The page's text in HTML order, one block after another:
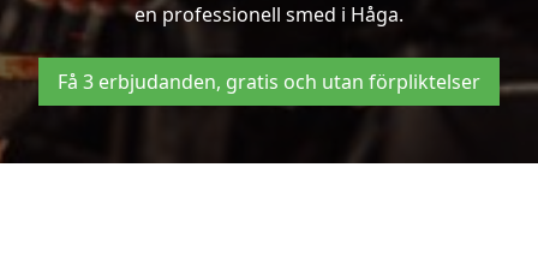
en professionell smed i Håga.
Få 3 erbjudanden, gratis och utan förpliktelser